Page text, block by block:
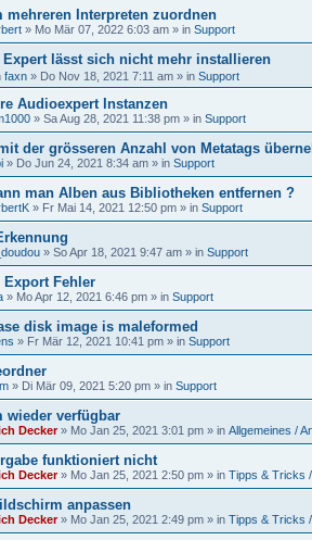
mehreren Interpreten zuordnen
» Mo Mär 07, 2022 6:03 am » in Support
lässt sich nicht mehr installieren
faxn » Do Nov 18, 2021 7:11 am » in Support
Audioexpert Instanzen
» Sa Aug 28, 2021 11:38 pm » in Support
der grösseren Anzahl von Metatags
» Do Jun 24, 2021 8:34 am » in Support
man Alben aus Bibliotheken entfernen ?
» Fr Mai 14, 2021 12:50 pm » in Support
» So Apr 18, 2021 9:47 am » in Support
Export Fehler
» Mo Apr 12, 2021 6:46 pm » in Support
disk image is maleformed
» Fr Mär 12, 2021 10:41 pm » in Support
» Di Mär 09, 2021 5:20 pm » in Support
wieder verfügbar
Decker» Mo Jan 25, 2021 3:01 pm » in Allgemeines /
funktioniert nicht
Decker» Mo Jan 25, 2021 2:50 pm » in Tipps & Tricks
anpassen
Decker» Mo Jan 25, 2021 2:49 pm » in Tipps & Tricks